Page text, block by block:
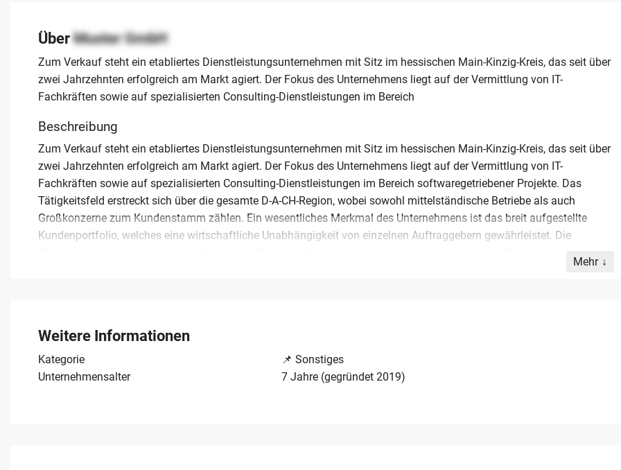
ÜberMuster GmbH
Zum Verkauf steht ein etabliertes Dienstleistungsunternehmen mit Sitz im hessischen Main-Kinzig-Kreis, das seit über
zwei Jahrzehnten erfolgreich am Markt agiert. Der Fokus des Unternehmens liegt auf der Vermittlung von IT-
Fachkräften sowie auf spezialisierten Consulting-Dienstleistungen im Bereich
Beschreibung
Zum Verkauf steht ein etabliertes Dienstleistungsunternehmen mit Sitz im hessischen Main-Kinzig-Kreis, das seit über
zwei Jahrzehnten erfolgreich am Markt agiert. Der Fokus des Unternehmens liegt auf der Vermittlung von IT-
Fachkräften sowie auf spezialisierten Consulting-Dienstleistungen im Bereich softwaregetriebener Projekte. Das
Tätigkeitsfeld erstreckt sich über die gesamte D-A-CH-Region, wobei sowohl mittelständische Betriebe als auch
Großkonzerne zum Kundenstamm zählen. Ein wesentliches Merkmal des Unternehmens ist das breit aufgestellte
Kundenportfolio, welches eine wirtschaftliche Unabhängigkeit von einzelnen Auftraggebern gewährleistet. Die
übernehmen möchten.
Mehr
Weitere Informationen
Kategorie
📌 Sonstiges
Unternehmensalter
7 Jahre (gegründet 2019)